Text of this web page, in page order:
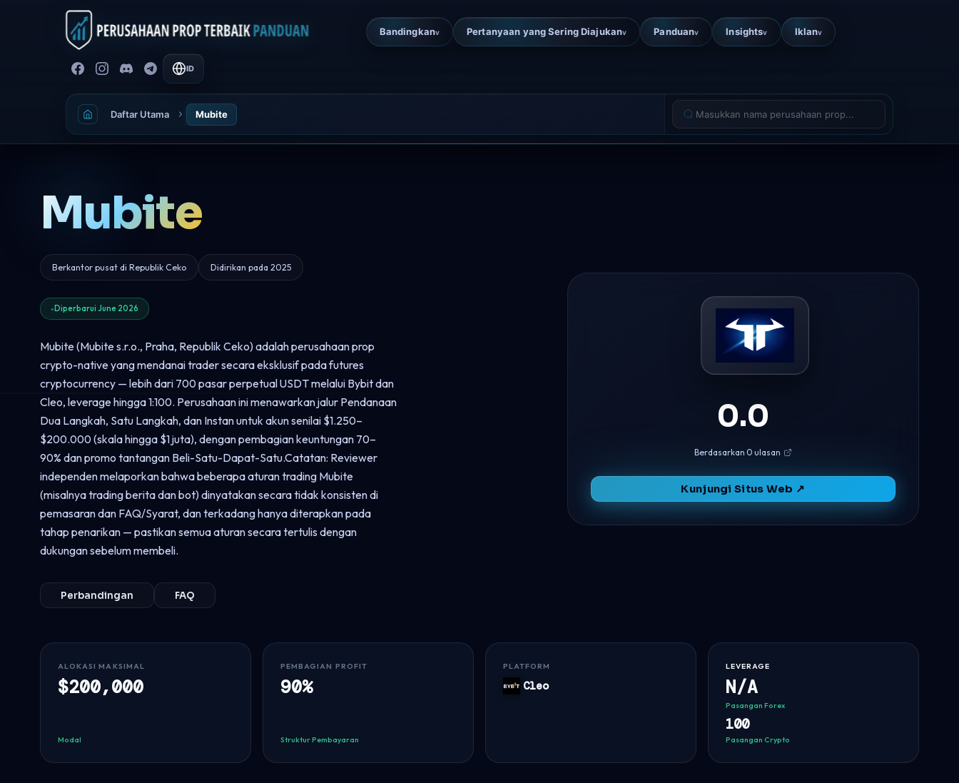
Bandingkanv Pertanyaan yang Sering Diajukanv Panduanv Insightsv Iklanv
ID
Daftar Utama Mubite
Mubite
Berkantor pusat di Republik Ceko Didirikan pada 2025
Diperbarui June 2026
Mubite (Mubite s.r.o., Praha, Republik Ceko) adalah perusahaan prop
crypto-native yang mendanai trader secara eksklusif pada futures
cryptocurrency — lebih dari 700 pasar perpetual USDT melalui Bybit dan
Cleo, leverage hingga 1:100. Perusahaan ini menawarkan jalur Pendanaan
Dua Langkah, Satu Langkah, dan Instan untuk akun senilai $1.250–
$200.000 (skala hingga $1 juta), dengan pembagian keuntungan 70–
90% dan promo tantangan Beli-Satu-Dapat-Satu.Catatan: Reviewer
independen melaporkan bahwa beberapa aturan trading Mubite
(misalnya trading berita dan bot) dinyatakan secara tidak konsisten di
pemasaran dan FAQ/Syarat, dan terkadang hanya diterapkan pada
tahap penarikan — pastikan semua aturan secara tertulis dengan
dukungan sebelum membeli.
Perbandingan FAQ
0.0
Berdasarkan 0 ulasan
Kunjungi Situs Web ↗
ALOKASI MAKSIMAL
$200,000
Modal
PEMBAGIAN PROFIT
90%
Struktur Pembayaran
PLATFORM
BybitCleo
LEVERAGE
N/A
Pasangan Forex
100
Pasangan Crypto